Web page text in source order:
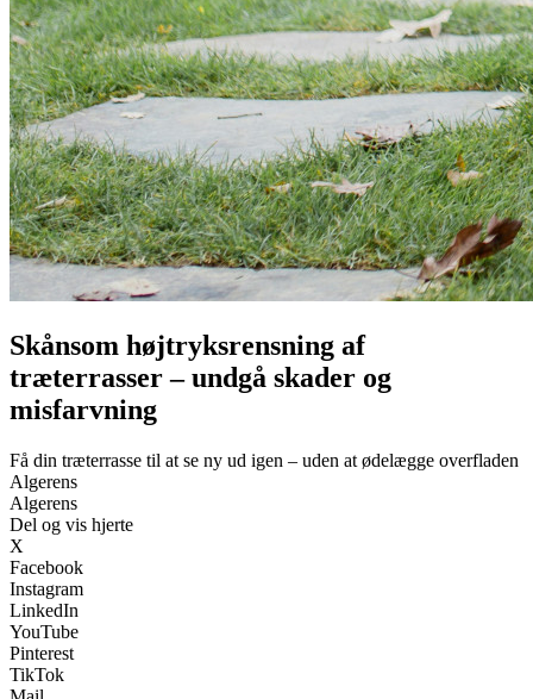
Skånsom højtryksrensning af
træterrasser – undgå skader og
misfarvning
Få din træterrasse til at se ny ud igen – uden at ødelægge overfladen
Algerens
Algerens
Del og vis hjerte
X
Facebook
Instagram
LinkedIn
YouTube
Pinterest
TikTok